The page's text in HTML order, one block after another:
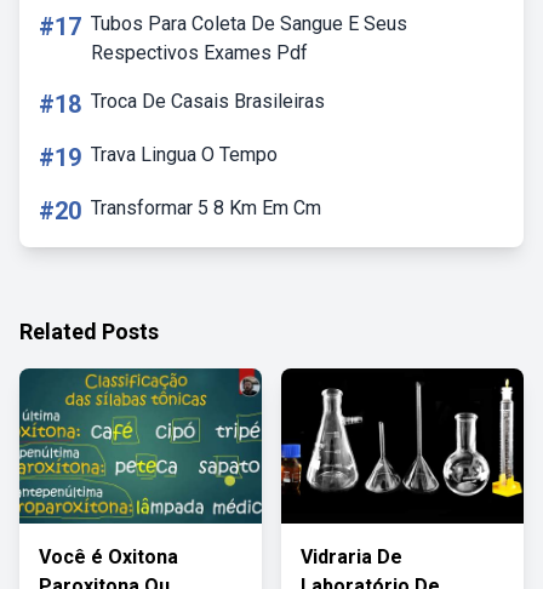
#17 Tubos Para Coleta De Sangue E Seus
Respectivos Exames Pdf
#18 Troca De Casais Brasileiras
#19 Trava Lingua O Tempo
#20 Transformar 5 8 Km Em Cm
Related Posts
Você é Oxitona
Vidraria De